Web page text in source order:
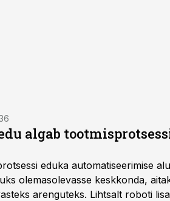
algab
eduka automatiseerimise
olemasolevasse keskkonda,
arenguteks. Lihtsalt roboti